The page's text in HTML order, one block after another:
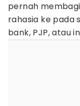
pernah
rahasia ke pada
bank, PJP, atau